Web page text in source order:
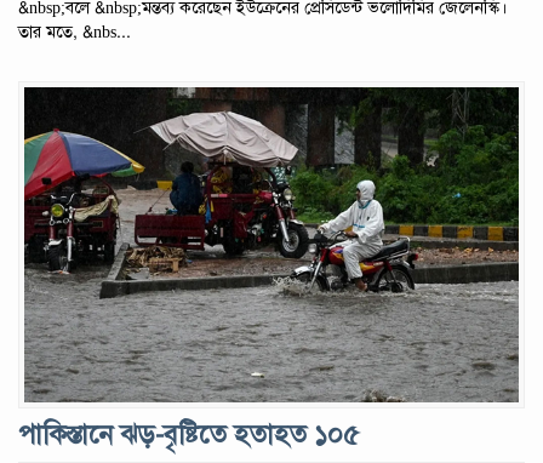
&nbsp;বলে &nbsp;মন্তব্য করেছেন ইউক্রেনের প্রেসিডেন্ট ভলোদিমির জেলেনস্কি।
তার মতে, &nbs...
পাকিস্তানে ঝড়-বৃষ্টিতে হতাহত ১০৫